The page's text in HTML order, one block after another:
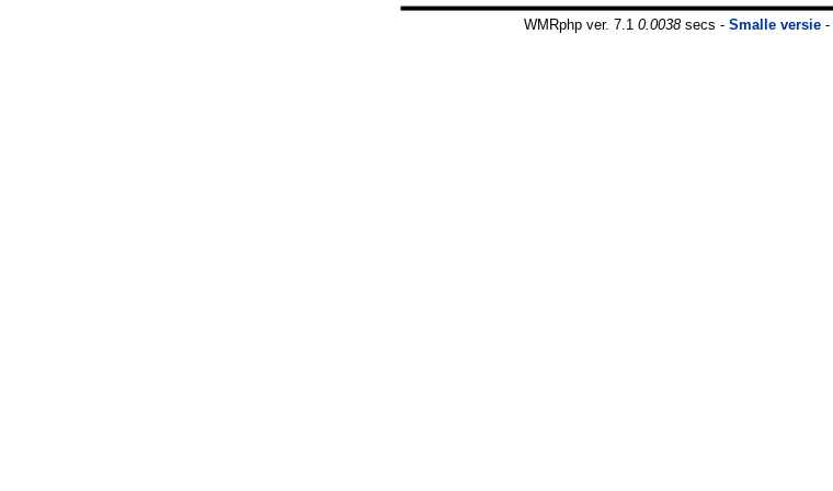
WMRphp ver. 7.1 0.0038secs - Smalle versie -